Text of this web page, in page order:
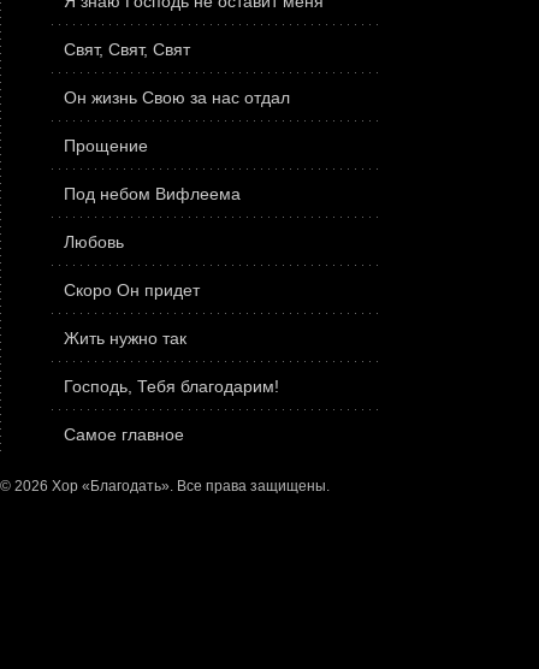
Свят, Свят, Свят
Он жизнь Свою за нас отдал
Прощение
Под небом Вифлеема
Любовь
Скоро Он придет
Жить нужно так
Господь, Тебя благодарим!
Самое главное
© 2026 Хор «Благодать». Все права защищены.